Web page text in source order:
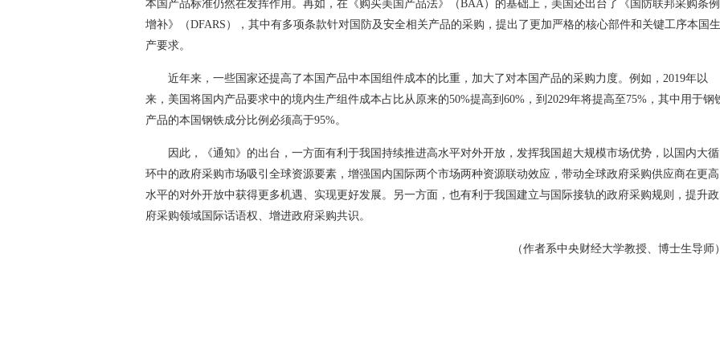
本国产品标准仍然在发挥作用。再如，在《购买美国产品法》（BAA）的基础上，美国还出台了《国防联邦采购条例
增补》（DFARS），其中有多项条款针对国防及安全相关产品的采购，提出了更加严格的核心部件和关键工序本国生
产要求。
近年来，一些国家还提高了本国产品中本国组件成本的比重，加大了对本国产品的采购力度。例如，2019年以
来，美国将国内产品要求中的境内生产组件成本占比从原来的50%提高到60%，到2029年将提高至75%，其中用于钢
产品的本国钢铁成分比例必须高于95%。
因此，《通知》的出台，一方面有利于我国持续推进高水平对外开放，发挥我国超大规模市场优势，以国内大循
环中的政府采购市场吸引全球资源要素，增强国内国际两个市场两种资源联动效应，带动全球政府采购供应商在更高
水平的对外开放中获得更多机遇、实现更好发展。另一方面，也有利于我国建立与国际接轨的政府采购规则，提升政
府采购领域国际话语权、增进政府采购共识。
（作者系中央财经大学教授、博士生导师）